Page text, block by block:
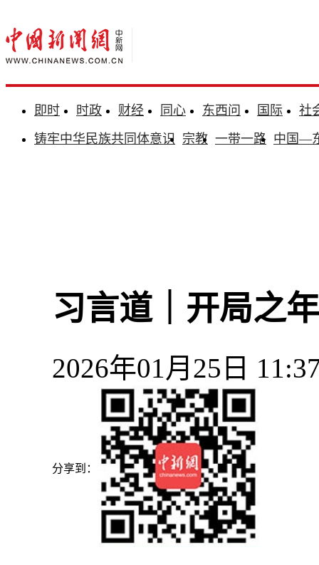
即时 时政 财经 同心 东西问 国际
社
铸牢中华民族共同体意识 宗教 一带一路 中国—
习言道｜开局之
2026年01月25日
分享到：